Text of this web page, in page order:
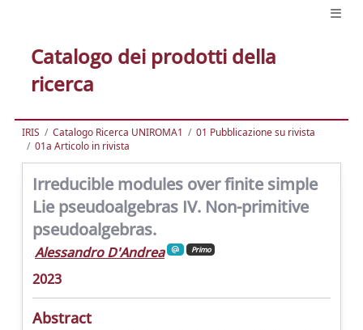
Catalogo dei prodotti della
ricerca
IRIS Catalogo Ricerca UNIROMA1
01 Pubblicazione su rivista
01a Articolo in rivista
Irreducible modules over finite simple
Lie pseudoalgebras IV. Non-primitive
pseudoalgebras.
Alessandro D'Andrea Primo
2023
Abstract